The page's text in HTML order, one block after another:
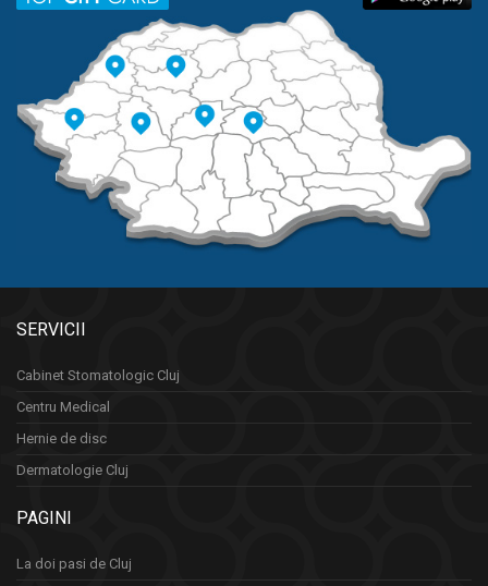
SERVICII
Cabinet Stomatologic Cluj
Centru Medical
Hernie de disc
Dermatologie Cluj
PAGINI
La doi pasi de Cluj